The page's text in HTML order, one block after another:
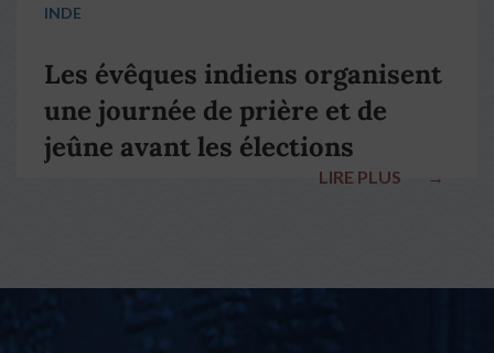
INDE
Les évêques indiens organisent
une journée de prière et de
jeûne avant les élections
LIRE PLUS →